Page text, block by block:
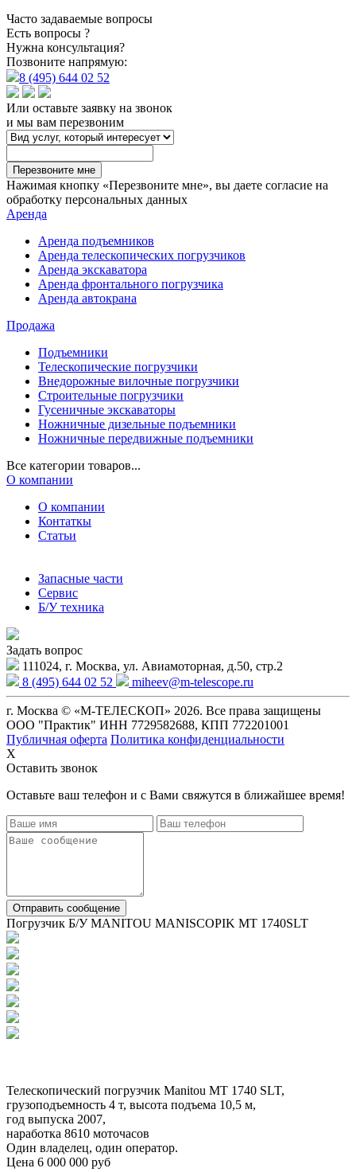
Часто задаваемые вопросы
Есть вопросы ?
Нужна консультация?
Позвоните напрямую:
8 (495) 644 02 52
Или оставьте заявку на звонок
и мы вам перезвоним
Перезвоните мне
Нажимая кнопку «Перезвоните мне», вы даете согласие на
обработку персональных данных
Аренда
Аренда подъемников
Аренда телескопических погрузчиков
Аренда экскаватора
Аренда фронтального погрузчика
Аренда автокрана
Продажа
Подъемники
Телескопические погрузчики
Внедорожные вилочные погрузчики
Строительные погрузчики
Гусеничные экскаваторы
Ножничные дизельные подъемники
Ножничные передвижные подъемники
Все категории товаров...
О компании
О компании
Контаткы
Статьи
Запасные части
Сервис
Б/У техника
Задать вопрос
111024, г. Москва, ул. Авиамоторная, д.50, стр.2
8 (495) 644 02 52
miheev@m-telescope.ru
г. Москва © «М-ТЕЛЕСКОП» 2026. Все права защищены
ООО "Практик" ИНН 7729582688, КПП 772201001
Публичная оферта Политика конфиденциальности
X
Оставить звонок
Оставьте ваш телефон и с Вами свяжутся в ближайшее время!
Отправить сообщение
Погрузчик Б/У MANITOU MANISCOPIK MT 1740SLT
Телескопический погрузчик Manitou MT 1740 SLT,
грузоподъемность 4 т, высота подъема 10,5 м,
год выпуска 2007,
наработка 8610 моточасов
Один владелец, один оператор.
Цена 6 000 000 руб